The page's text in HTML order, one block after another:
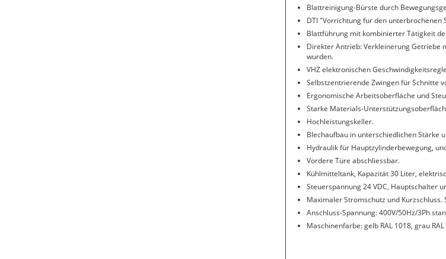
Blattreinigung-Bürste durch
DTI "Vorrichtung fur den
Blattführung mit kombinierter Tätigkeit
Direkter Antrieb: Verkleinerung Getriebe
wurden.
VHZ elektronischen
Selbstzentrierende Zwingen für Schnitte
Ergonomische Arbeitsoberfläche und
Starke Materials-
Hochleistungskeller.
Blechaufbau in unterschiedlichen Stärke
Hydraulik für Hauptzylinderbewegung,
Vordere Türe abschliessbar.
Kühlmitteltank, Kapazität 30 Liter,
Steuerspannung 24 VDC, Hauptschalter
Maximaler Stromschutz und Kurzschluss.
Anschluss-Spannung: 400V/50Hz/3Ph
Maschinenfarbe: gelb RAL 1018, grau